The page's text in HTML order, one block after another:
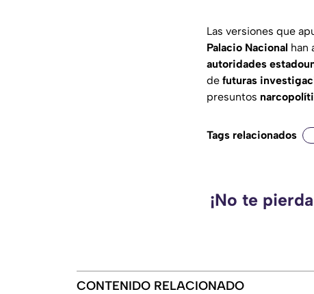
Las versiones que
Palacio Nacional han
autoridades
de futuras
presuntos
Tags relacionados
¡No te
CONTENIDO RELACIONADO